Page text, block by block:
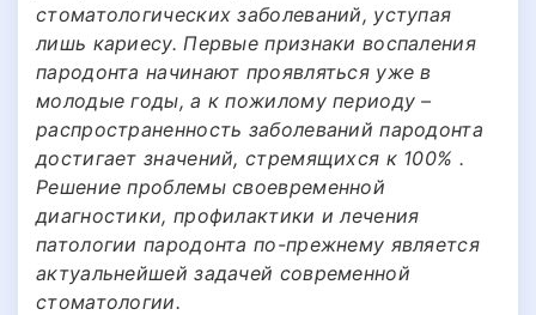
стоматологических заболеваний, уступая
лишь кариесу. Первые признаки воспаления
пародонта начинают проявляться уже в
молодые годы, а к пожилому периоду –
распространенность заболеваний пародонта
достигает значений, стремящихся к 100% .
Решение проблемы своевременной
диагностики, профилактики и лечения
патологии пародонта по-прежнему является
актуальнейшей задачей современной
стоматологии.